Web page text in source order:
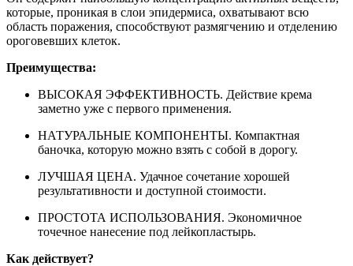
которые, проникая в слои эпидермиса, охватывают всю
область поражения, способствуют размягчению и отделению
ороговевших клеток.
Преимущества:
ВЫСОКАЯ ЭФФЕКТИВНОСТЬ. Действие крема
заметно уже с первого применения.
НАТУРАЛЬНЫЕ КОМПОНЕНТЫ. Компактная
баночка, которую можно взять с собой в дорогу.
ЛУЧШАЯ ЦЕНА. Удачное сочетание хорошей
результативности и доступной стоимости.
ПРОСТОТА ИСПОЛЬЗОВАНИЯ. Экономичное
точечное нанесение под лейкопластырь.
Как действует?